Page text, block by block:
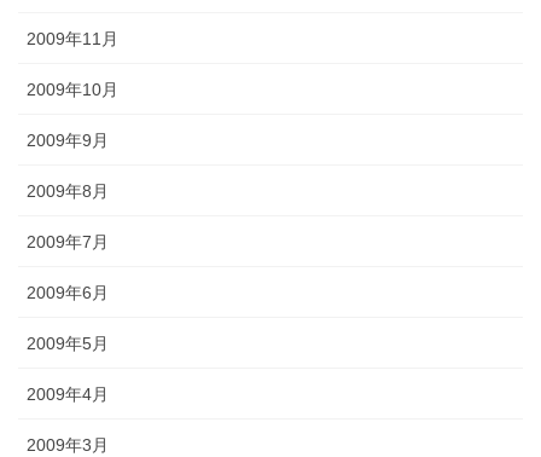
2009年11月
2009年10月
2009年9月
2009年8月
2009年7月
2009年6月
2009年5月
2009年4月
2009年3月